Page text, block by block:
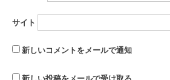
サイト
新しいコメントをメールで通知